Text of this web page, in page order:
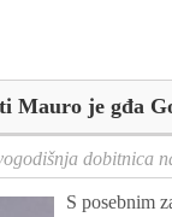
Mauro je gđa
dobitnica
S posebnim